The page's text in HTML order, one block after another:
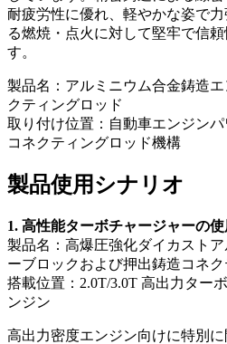
耐疲労性に優れ、軽やかな姿で
る燃焼・点火に対して堅牢で信
す。
製品名：アルミニウム合金鋳造
クティングロッド
取り付け位置：自動車エンジン
コネクティングロッド機構
製品使用シナリオ
1. 高性能ターボチャージャーの
製品名：高爆圧強化ダイカスト
ーブロックおよび押出鋳造コネ
搭載位置：2.0T/3.0T 高出力ター
ンジン
高出力密度エンジン向けに特別